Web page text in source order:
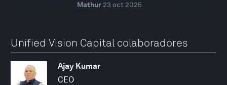
Mathur 23 oct 2025
Unified Vision Capital colaboradores
Ajay Kumar
CEO